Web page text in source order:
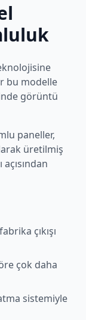
bu modelle
görüntü
paneller,
üretilmiş
çıkışı
çok daha
sistemiyle